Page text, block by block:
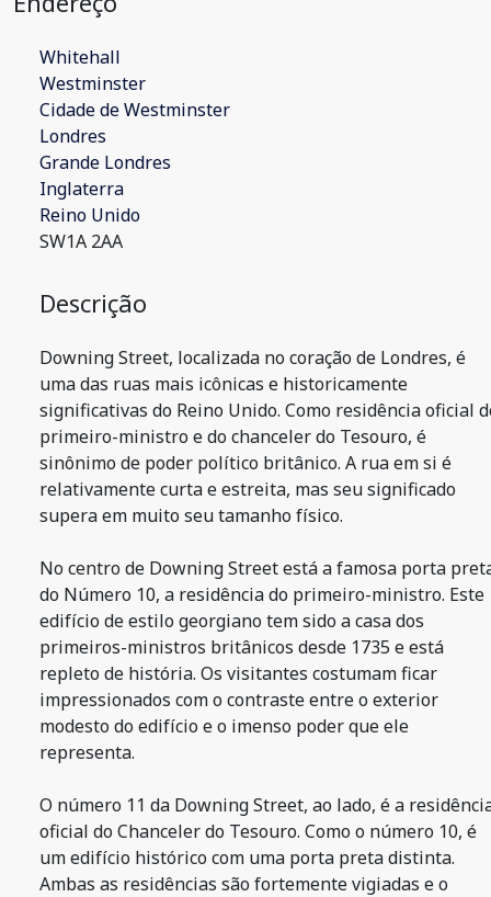
Whitehall
Westminster
Cidade de Westminster
Londres
Grande Londres
Inglaterra
Reino Unido
SW1A 2AA
Descrição
Downing Street, localizada no coração de Londres, é
uma das ruas mais icônicas e historicamente
significativas do Reino Unido. Como residência oficial
primeiro-ministro e do chanceler do Tesouro, é
sinônimo de poder político britânico. A rua em si é
relativamente curta e estreita, mas seu significado
supera em muito seu tamanho físico.
No centro de Downing Street está a famosa porta
do Número 10, a residência do primeiro-ministro. Este
edifício de estilo georgiano tem sido a casa dos
primeiros-ministros britânicos desde 1735 e está
repleto de história. Os visitantes costumam ficar
impressionados com o contraste entre o exterior
modesto do edifício e o imenso poder que ele
representa.
O número 11 da Downing Street, ao lado, é a
oficial do Chanceler do Tesouro. Como o número 10, é
um edifício histórico com uma porta preta distinta.
Ambas as residências são fortemente vigiadas e o